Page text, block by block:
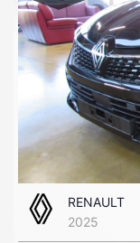
RENAULT
2025